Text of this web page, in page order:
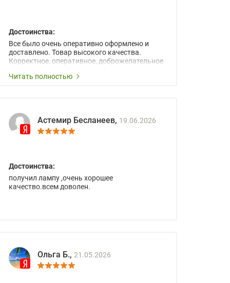
Достоинства:
Все было очень оперативно оформлено и
доставлено. Товар высокого качества.
Корректное, оперативное, доброжелательное
Читать полностью
Астемир Бесланеев, 19.06.2026
Достоинства:
получил лампу ,очень хорошее
качество.всем доволен.
Ольга Б., 21.05.2026